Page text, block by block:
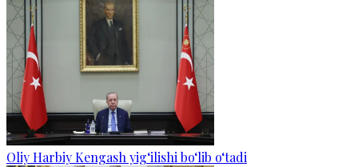
Oliy Harbiy Kengash yig‘ilishi bo‘lib o‘tadi